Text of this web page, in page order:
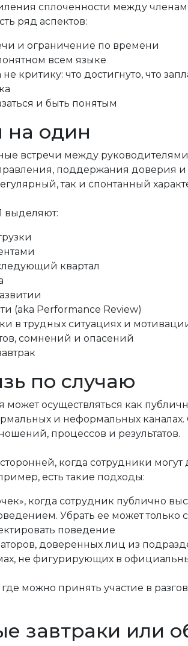
сплоченности между
ряд аспектов:
и ограничение по времени
всем языке
критику: что достигнуто, что
и быть понятым
на один
встречи между
поддержания доверия и
так и спонтанный
выделяют:
квартал
(aka Performance Review)
в трудных ситуациях и
сомнений и опасений
по случаю
может осуществляться как
и неформальных каналах.
процессов и результатов.
когда сотрудники могут
есть такие подходы:
когда сотрудник публично
Убрать ее может только
поведение
доверенных лиц из
не фигурирующих в
можно принять участие в
завтраки или